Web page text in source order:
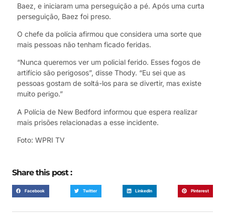
Baez, e iniciaram uma perseguição a pé. Após uma curta
perseguição, Baez foi preso.
O chefe da polícia afirmou que considera uma sorte que
mais pessoas não tenham ficado feridas.
“Nunca queremos ver um policial ferido. Esses fogos de
artifício são perigosos”, disse Thody. “Eu sei que as
pessoas gostam de soltá-los para se divertir, mas existe
muito perigo.”
A Polícia de New Bedford informou que espera realizar
mais prisões relacionadas a esse incidente.
Foto: WPRI TV
Share this post :
Facebook Twitter LinkedIn Pinterest